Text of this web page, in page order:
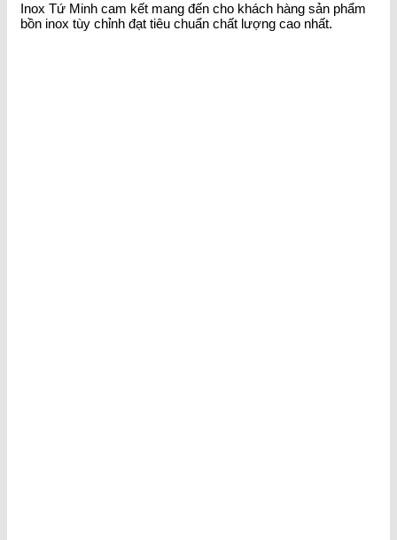
Inox Tứ Minh cam kết mang đến cho khách hàng sản phẩm
bồn inox tùy chỉnh đạt tiêu chuẩn chất lượng cao nhất.